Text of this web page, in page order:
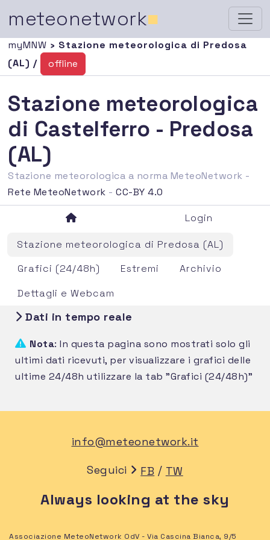
meteonetwork■
myMNW › Stazione meteorologica di Predosa
(AL) /
offline
Stazione meteorologica
di Castelferro - Predosa
(AL)
Stazione meteorologica a norma MeteoNetwork -
Rete MeteoNetwork -CC-BY 4.0
Login
Stazione meteorologica di Predosa (AL)
Grafici (24/48h)
Estremi
Archivio
Dettagli e Webcam
Dati in tempo reale
Nota: In questa pagina sono mostrati solo gli
ultimi dati ricevuti, per visualizzare i grafici delle
ultime 24/48h utilizzare la tab "Grafici (24/48h)"
info@meteonetwork.it
Seguici FB / TW
Always looking at the sky
Associazione MeteoNetwork OdV - Via Cascina Bianca, 9/5